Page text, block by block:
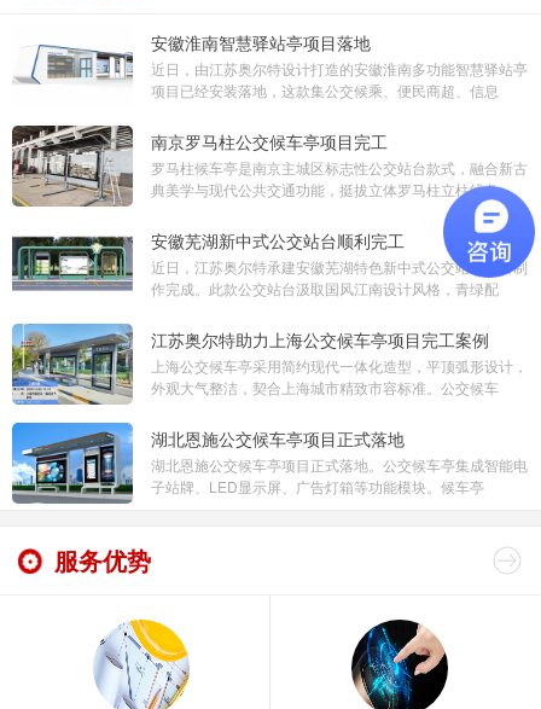
安徽淮南智慧驿站亭项目落地
近日，由江苏奥尔特设计打造的安徽淮南多功能智慧驿站亭
项目已经安装落地，这款集公交候乘、便民商超、信息
南京罗马柱公交候车亭项目完工
罗马柱候车亭是南京主城区标志性公交站台款式，融合新古
典美学与现代公共交通功能，挺拔立体罗马柱立柱线条
安徽芜湖新中式公交站台顺利完工
近日，江苏奥尔特承建安徽芜湖特色新中式公交站台项目制
作完成。此款公交站台汲取国风江南设计风格，青绿配
江苏奥尔特助力上海公交候车亭项目完工案例
上海公交候车亭采用简约现代一体化造型，平顶弧形设计，
外观大气整洁，契合上海城市精致市容标准。公交候车
湖北恩施公交候车亭项目正式落地
湖北恩施公交候车亭项目正式落地。公交候车亭集成智能电
子站牌、LED显示屏、广告灯箱等功能模块。候车亭
服务优势